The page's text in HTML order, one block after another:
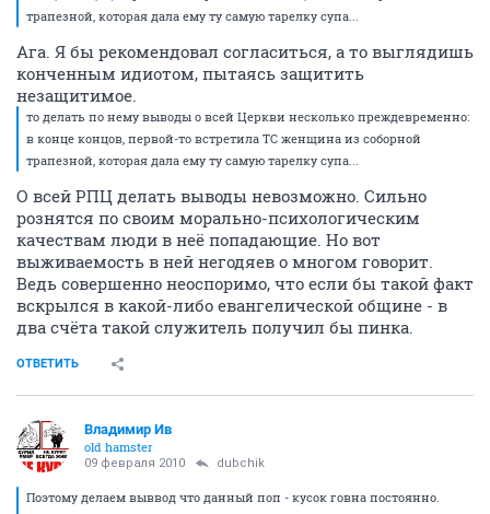
трапезной, которая дала ему ту самую тарелку супа...
Ага. Я бы рекомендовал согласиться, а то выглядишь
конченным идиотом, пытаясь защитить
незащитимое.
то делать по нему выводы о всей Церкви несколько преждевременно:
в конце концов, первой-то встретила ТС женщина из соборной
трапезной, которая дала ему ту самую тарелку супа...
О всей РПЦ делать выводы невозможно. Сильно
рознятся по своим морально-психологическим
качествам люди в неё попадающие. Но вот
выживаемость в ней негодяев о многом говорит.
Ведь совершенно неоспоримо, что если бы такой факт
вскрылся в какой-либо евангелической общине - в
два счёта такой служитель получил бы пинка.
ОТВЕТИТЬ
Владимир Ив
old hamster
09 февраля 2010 dubchik
Поэтому делаем выввод что данный поп - кусок говна постоянно.